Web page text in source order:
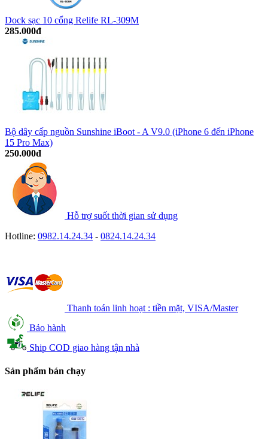
Dock sạc 10 cổng Relife RL-309M
285.000đ
Bộ dây cấp nguồn Sunshine iBoot - A V9.0 (iPhone 6 đến iPhone
15 Pro Max)
250.000đ
Hỗ trợ suốt thời gian sử dụng
Hotline: 0982.14.24.34 - 0824.14.24.34
Thanh toán linh hoạt : tiền mặt, VISA/Master
Bảo hành
Ship COD giao hàng tận nhà
Sản phẩm bán chạy